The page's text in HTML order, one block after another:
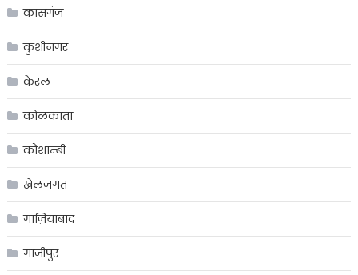
कासगंज
कुशीनगर
केरल
कोलकाता
कौशाम्बी
खेलजगत
गाज़ियाबाद
गाजीपुर